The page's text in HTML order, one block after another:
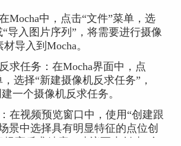
Mocha中，点击“文件”菜单，选
导入图片序列”，将需要进行摄像
导入到Mocha。
求任务：在Mocha界面中，点
选择“新建摄像机反求任务”，
一个摄像机反求任务。
在视频预览窗口中，使用“创建跟
景中选择具有明显特征的点位创